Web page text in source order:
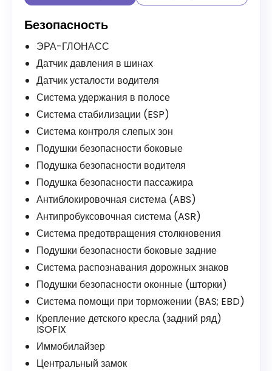
Безопасность
ЭРА-ГЛОНАСС
Датчик давления в шинах
Датчик усталости водителя
Система удержания в полосе
Система стабилизации (ESP)
Система контроля слепых зон
Подушки безопасности боковые
Подушка безопасности водителя
Подушка безопасности пассажира
Антиблокировочная система (ABS)
Антипробуксовочная система (ASR)
Система предотвращения столкновения
Подушки безопасности боковые задние
Система распознавания дорожных знаков
Подушки безопасности оконные (шторки)
Система помощи при торможении (BAS; EBD)
Крепление детского кресла (задний ряд)
ISOFIX
Иммобилайзер
Центральный замок